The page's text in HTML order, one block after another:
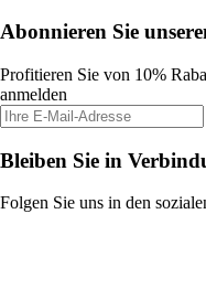
Abonnieren Sie
Profitieren Sie von 10%
anmelden
Bleiben Sie in
Folgen Sie uns in den